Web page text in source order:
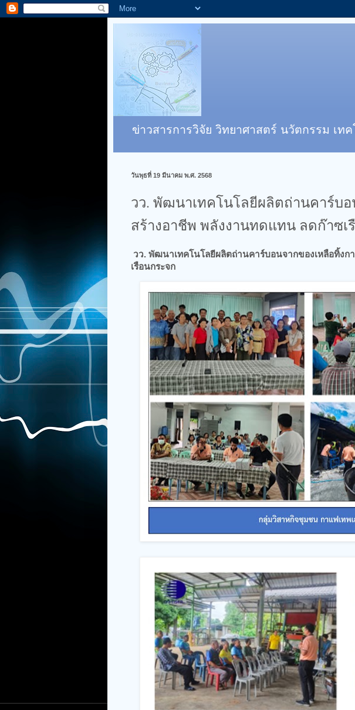
ข่าวสารการวิจัย วิทยาศาสตร์ นวัตกรรม เท
วันพุธที่ 19 มีนาคม พ.ศ. 2568
วว. พัฒนาเทคโนโลยีผลิตถ่านคาร์บ
สร้างอาชีพ พลังงานทดแทน ลดก๊าซเ
วว. พัฒนาเทคโนโลยีผลิตถ่านคาร์บอนจากของเหลือทิ้ง
เรือนกระจก